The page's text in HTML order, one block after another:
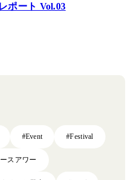
ポート Vol.03
#Event #Festival
スアワー